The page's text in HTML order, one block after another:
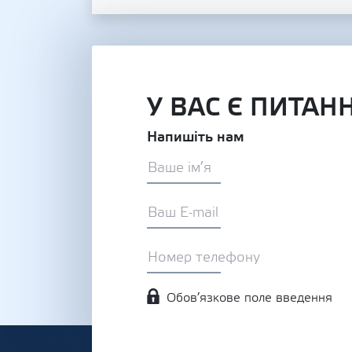
У ВАС Є
Напишіть нам
Обов’язкове поле введення